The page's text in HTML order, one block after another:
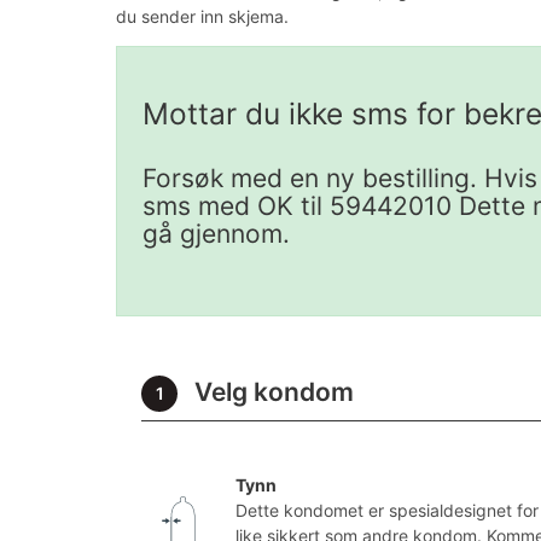
du sender inn skjema.
Mottar du ikke sms for
Forsøk med en ny bestilling.
sms med OK til 59442010 Dette
gå gjennom.
1 Velg kondom
Tynn
Dette kondomet er spesialdesignet
like sikkert som andre kondom.